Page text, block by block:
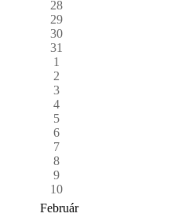
28
29
30
31
1
2
3
4
5
6
7
8
9
10
Február